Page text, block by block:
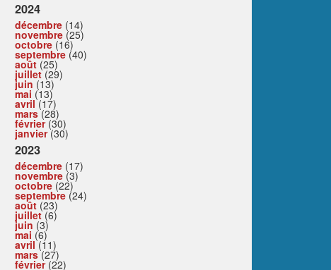
2024
décembre (14)
novembre (25)
octobre (16)
septembre (40)
août (25)
juillet(29)
juin (13)
mai (13)
avril(17)
mars(28)
février(30)
janvier(30)
2023
décembre (17)
novembre (3)
octobre (22)
septembre (24)
août (23)
juillet(6)
juin (3)
mai (6)
avril(11)
mars(27)
février(22)